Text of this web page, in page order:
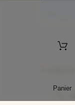
Panier